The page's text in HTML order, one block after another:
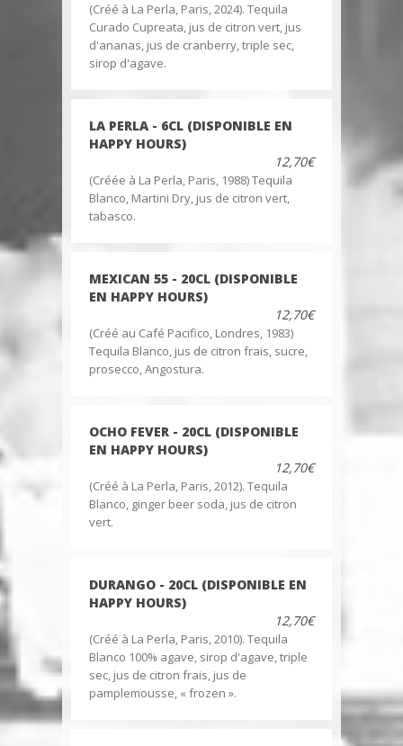
(Créé à La Perla, Paris, 2024). Tequila
Curado Cupreata, jus de citron vert, jus
d'ananas, jus de cranberry, triple sec,
sirop d'agave.
LA PERLA - 6CL (DISPONIBLE EN
HAPPY HOURS)
12,70€
(Créée à La Perla, Paris, 1988) Tequila
Blanco, Martini Dry, jus de citron vert,
tabasco.
MEXICAN 55 - 20CL (DISPONIBLE
EN HAPPY HOURS)
12,70€
(Créé au Café Pacifico, Londres, 1983)
Tequila Blanco, jus de citron frais, sucre,
prosecco, Angostura.
OCHO FEVER - 20CL (DISPONIBLE
EN HAPPY HOURS)
12,70€
(Créé à La Perla, Paris, 2012). Tequila
Blanco, ginger beer soda, jus de citron
vert.
DURANGO - 20CL (DISPONIBLE EN
HAPPY HOURS)
12,70€
(Créé à La Perla, Paris, 2010). Tequila
Blanco 100% agave, sirop d'agave, triple
sec, jus de citron frais, jus de
pamplemousse, « frozen ».